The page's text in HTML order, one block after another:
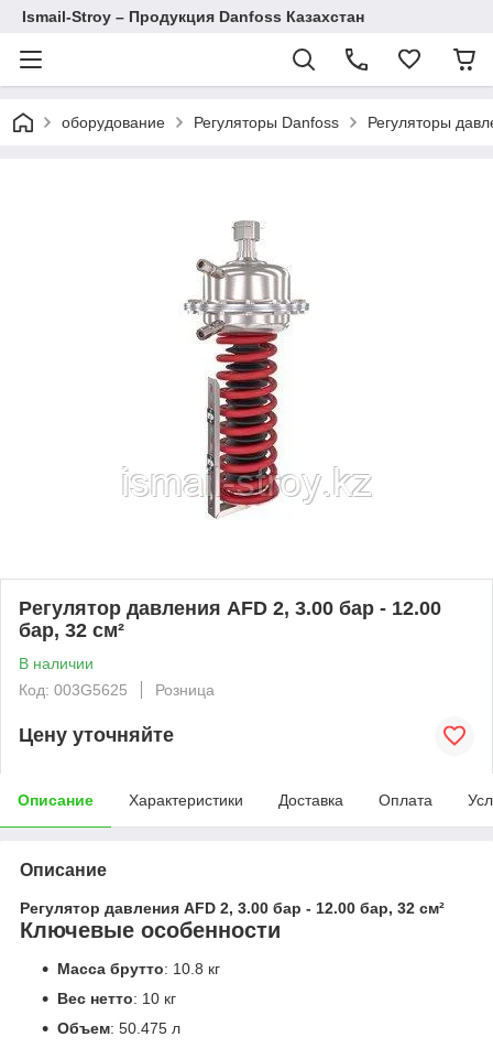
Ismail-Stroy – Продукция Danfoss Казахстан
оборудование Регуляторы Danfoss Регуляторы
Регулятор давления AFD 2, 3.00 бар - 12.00
бар, 32 см²
В наличии
Код: 003G5625
Розница
Цену уточняйте
Описание Характеристики Доставка Оплата
Описание
Регулятор давления AFD 2, 3.00 бар - 12.00 бар, 32 см²
Ключевые особенности
Масса брутто: 10.8 кг
Вес нетто: 10 кг
Объем: 50.475 л